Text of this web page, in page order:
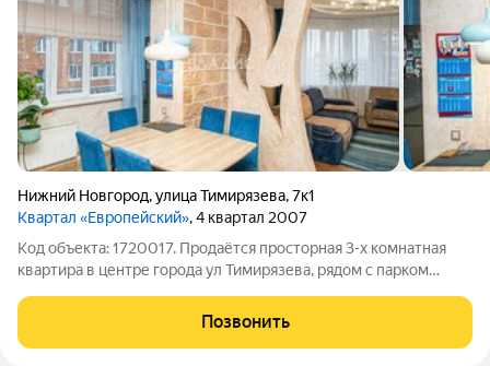
Нижний Новгород,улица Тимирязева,7к1
Квартал «Европейский», 4 квартал 2007
Код объекта: 1720017. Продаётся просторная 3-х комнатная
квартира в центре города ул Тимирязева, рядом с парком
КВАРТИРЫ : Дом КИРПИЧНЫЙ с закрытой территорией ,
всего один подъезд, есть своя
Позвонить